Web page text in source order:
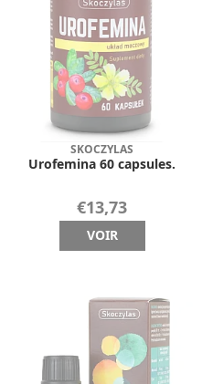
SKOCZYLAS
Urofemina 60 capsules.
€13,73
VOIR